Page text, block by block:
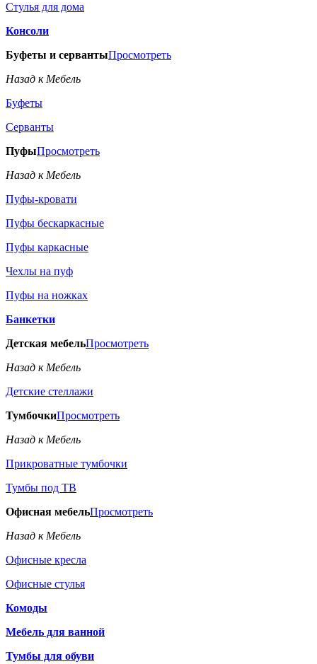
Стулья для дома
Консоли
Буфеты и сервантыПросмотреть
Назад к Мебель
Буфеты
Серванты
ПуфыПросмотреть
Назад к Мебель
Пуфы-кровати
Пуфы бескаркасные
Пуфы каркасные
Чехлы на пуф
Пуфы на ножках
Банкетки
Детская мебельПросмотреть
Назад к Мебель
Детские стеллажи
ТумбочкиПросмотреть
Назад к Мебель
Прикроватные тумбочки
Тумбы под ТВ
Офисная мебельПросмотреть
Назад к Мебель
Офисные кресла
Офисные стулья
Комоды
Мебель для ванной
Тумбы для обуви